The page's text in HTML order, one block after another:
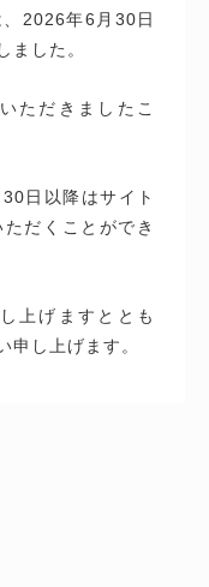
、2026年6月30日
ました。
ただきましたこ
日以降はサイト
だくことができ
上げますととも
申し上げます。